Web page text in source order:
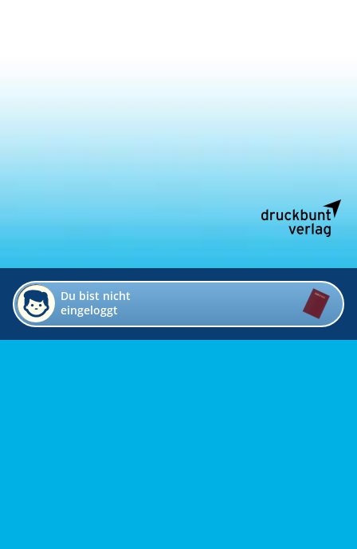
Du bist nicht
eingeloggt